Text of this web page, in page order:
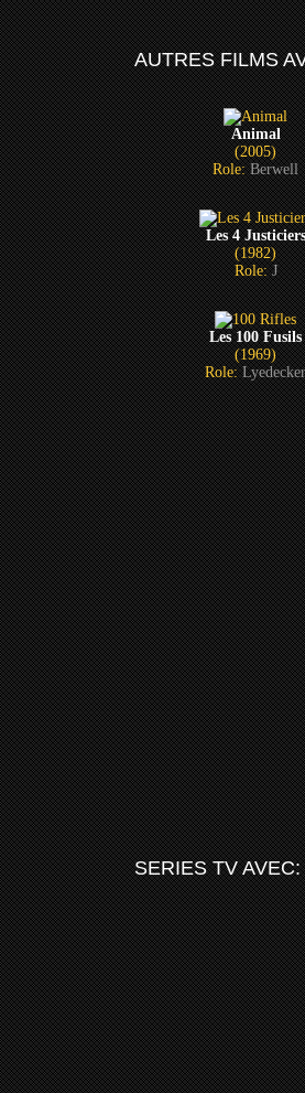
AUTRES FILMS
Animal
(2005)
Role:Berwell
Les 4 Justiciers
(1982)
Role:J
Les 100 Fusils
(1969)
Role:Lyedecker
SERIES TV AVEC: